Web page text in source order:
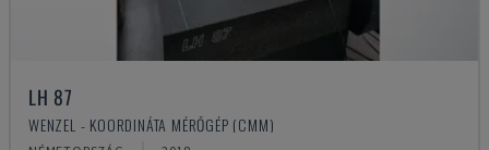
LH 87
WENZEL - KOORDINÁTA MÉRŐGÉP (CMM)